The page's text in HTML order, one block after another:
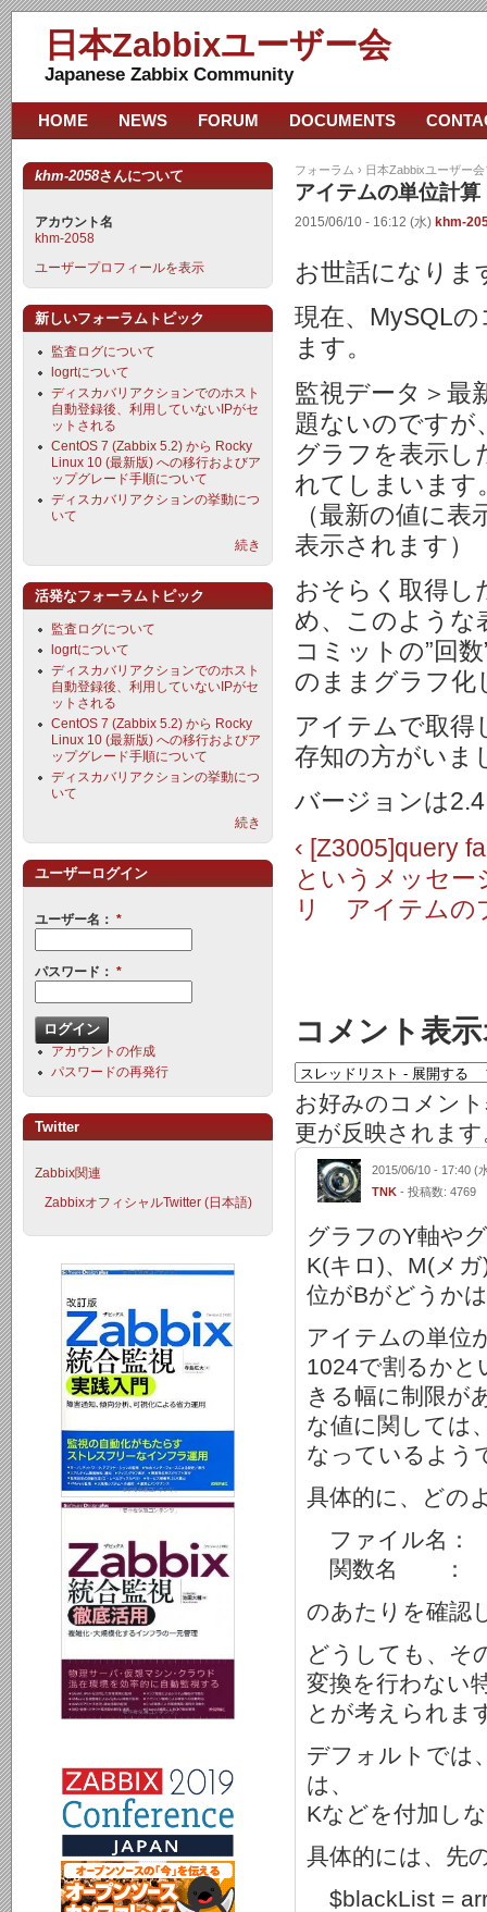
日本Zabbixユーザー会
Japanese Zabbix Community
フォーラム › 日本Zabbixユーザー
アイテムの単位計算
2015/06/10 - 16:12 (水) khm-
お世話になりま
現在、MySQL
ます。
監視データ＞最
題ないのですが
グラフを表示し
れてしまいます
（最新の値に
表示されます）
おそらく取得し
め、このような
コミットの”回
のままグラフ化
アイテムで取得
存知の方がいま
バージョンは
‹ [Z3005]query
というメッセー
リ アイテムの
コメント表
お好みのコメン
更が反映されます
2015/06/10 - 17:40 (
TNK - 投稿数: 4769
グラフのY軸や
K(キロ)、M(メ
位がBがどうか
アイテムの単位
1024で割るかと
きる幅に制限が
な値に関しては
なっているよう
具体的に、どの
ファイル名：
関数名 ：
のあたりを確認
どうしても、そ
変換を行わない
とが考えられま
デフォルトでは
は、
Kなどを付加し
具体的には、先
$blackList =
HOME NEWS FORUM DOCUMENTS
khm-2058さんについて
アカウント名
khm-2058
ユーザープロフィールを表示
新しいフォーラムトピック
監査ログについて
logrtについて
ディスカバリアクションでのホスト
自動登録後、利用していないIPがセ
ットされる
CentOS 7 (Zabbix 5.2) から Rocky
Linux 10 (最新版) への移行およびア
ップグレード手順について
ディスカバリアクションの挙動につ
いて
続き
活発なフォーラムトピック
監査ログについて
logrtについて
ディスカバリアクションでのホスト
自動登録後、利用していないIPがセ
ットされる
CentOS 7 (Zabbix 5.2) から Rocky
Linux 10 (最新版) への移行およびア
ップグレード手順について
ディスカバリアクションの挙動につ
いて
続き
ユーザーログイン
ユーザー名： *
パスワード： *
アカウントの作成
パスワードの再発行
Twitter
Zabbix関連
ZabbixオフィシャルTwitter (日本語)